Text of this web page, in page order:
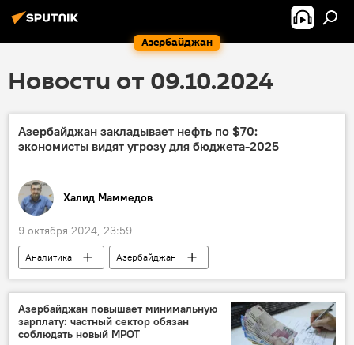
Азербайджан
Новости от 09.10.2024
Азербайджан закладывает нефть по $70:
экономисты видят угрозу для бюджета-2025
Халид Маммедов
9 октября 2024, 23:59
Аналитика
Азербайджан
государственный бюджет
Энергетика
мнение
Дефицит
Нефть
экономист Эльданиз Амиров
Азербайджан повышает минимальную
зарплату: частный сектор обязан
соблюдать новый МРОТ